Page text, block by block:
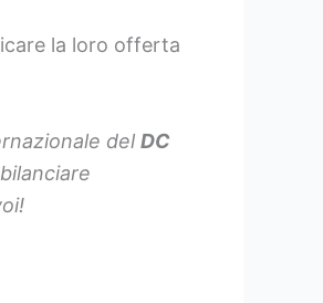
la loro offerta
del DC